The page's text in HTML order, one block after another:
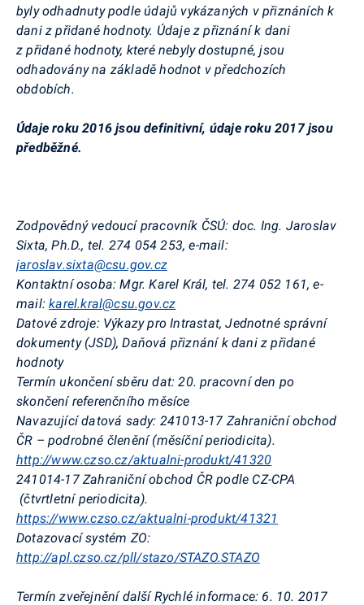
byly odhadnuty podle údajů vykázaných v přiznáních k
dani z přidané hodnoty. Údaje z přiznání k dani
z přidané hodnoty, které nebyly dostupné, jsou
odhadovány na základě hodnot v předchozích
obdobích.
Údaje roku 2016 jsou definitivní, údaje roku 2017 jsou
předběžné.
Zodpovědný vedoucí pracovník ČSÚ: doc. Ing. Jaroslav
Sixta, Ph.D., tel. 274 054 253, e-mail:
jaroslav.sixta@csu.gov.cz
Kontaktní osoba: Mgr. Karel Král, tel. 274 052 161, e-
mail:karel.kral@csu.gov.cz
Datové zdroje: Výkazy pro Intrastat, Jednotné správní
dokumenty (JSD), Daňová přiznání k dani z přidané
hodnoty
Termín ukončení sběru dat: 20. pracovní den po
skončení referenčního měsíce
Navazující datová sady: 241013-17 Zahraniční obchod
ČR – podrobné členění(měsíční periodicita).
http://www.czso.cz/aktualni-produkt/41320
241014-17 Zahraniční obchod ČRpodle CZ-CPA
(čtvrtletní periodicita).
https://www.czso.cz/aktualni-produkt/41321
Dotazovací systém ZO:
http://apl.czso.cz/pll/stazo/STAZO.STAZO
Termín zveřejnění další Rychlé informace: 6. 10. 2017